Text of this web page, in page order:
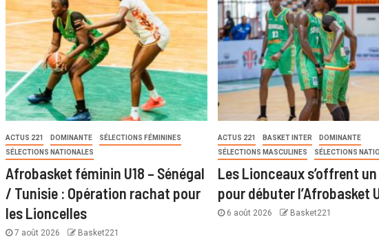
ACTUS 221 DOMINANTE
SÉLECTIONS FÉMININES
SÉLECTIONS NATIONALES
Afrobasket féminin U18 – Sénégal
/ Tunisie : Opération rachat pour
les Lioncelles
7 août 2026 Basket221
ACTUS 221 BASKET INTER
DOMINANTE
SÉLECTIONS MASCULINES
SÉLECTIONS
Les Lionceaux s’offrent
pour débuter l’Afrobasket
6 août 2026 Basket221